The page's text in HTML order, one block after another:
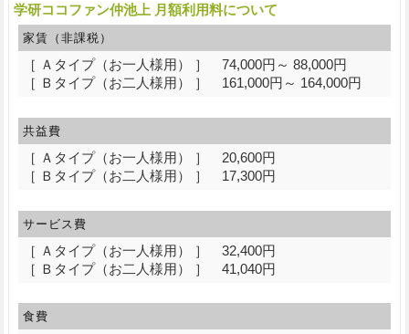
学研ココファン仲池上 月額利用料について
家賃（非課税）
［ Ａタイプ（お一人様用） ］ 74,000円～ 88,000円
［ Ｂタイプ（お二人様用） ］ 161,000円～ 164,000円
共益費
［ Ａタイプ（お一人様用） ］ 20,600円
［ Ｂタイプ（お二人様用） ］ 17,300円
サービス費
［ Ａタイプ（お一人様用） ］ 32,400円
［ Ｂタイプ（お二人様用） ］ 41,040円
食費